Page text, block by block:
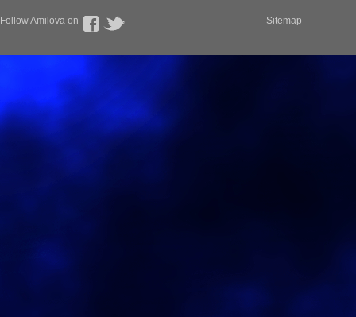
Follow Amilova on Sitemap